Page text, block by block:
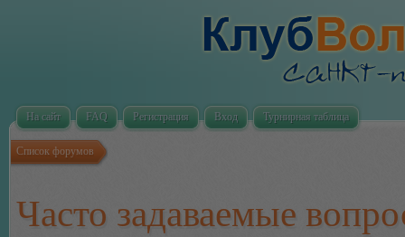
На сайт FAQ Регистрация Вход Турнирная таблица
Список форумов
Часто задаваемые